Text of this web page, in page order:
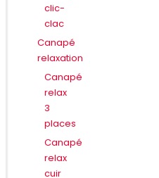
clic-
clac
Canapé
relaxation
Canapé
relax
3
places
Canapé
relax
cuir